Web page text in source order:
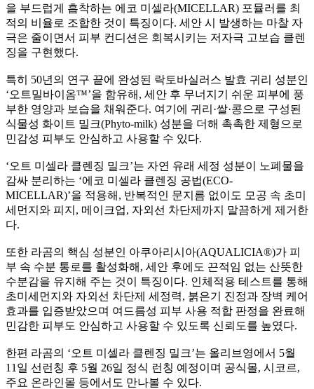
을 부드럽게 흡착하는 에코 미셀라(MICELLAR) 포뮬러를 최
적의 비율로 조합한 것이 특징이다. 세안 시 발생하는 마찰 자
극은 줄이면서 피부 컨디션은 회복시키는 저자극 고보습 클렌
징을 구현했다.
특히 50년의 연구 끝에 완성된 락토바실러스 발효 귀리 성분인
‘오트밀바이옴™’을 함유해, 세안 후 무너지기 쉬운 피부에 풍
부한 영양과 보습을 채워준다. 여기에 귀리·쌀·콩으로 구성된
식물성 화이트 밀크(Phyto-milk) 성분을 더해 촉촉한 제형으로
민감성 피부도 안심하고 사용할 수 있다.
‘오트 미셀라 클렌징 밀크’는 자연 유래 세정 성분이 노폐물을
감싸 분리하는 ‘에코 미셀라 클렌징 공법(ECO-
MICELLAR)’을 적용해, 반복적인 문지름 없이도 모공 속 초미
세먼지와 피지, 메이크업, 자외선 차단제까지 말끔하게 제거한
다.
또한 라곰의 핵심 성분인 아쿠아리시아(AQUALICIA®)가 피
부 속 수분 통로를 활성화해, 세안 후에도 끈적임 없는 산뜻한
수분감을 유지해 주는 것이 특징이다. 인체적용 테스트를 통해
초미세먼지와 자외선 차단제 세정력, 붉은기 진정과 장벽 케어
효과를 입증받았으며 여드름성 피부 사용 적합 판정을 완료해
민감한 피부도 안심하고 사용할 수 있도록 신뢰도를 높였다.
한편 라곰의 ‘오트 미셀라 클렌징 밀크’는 올리브영에서 5월
11일 선런칭 후 5월 26일 정식 런칭 예정이며 공식몰, 시코르,
주요 온라인몰 등에서도 만나볼 수 있다.